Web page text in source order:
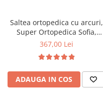
Saltea ortopedica cu arcuri,
Super Ortopedica Sofia,
80x190x20cm, fermitate
fata vara-iarna, sistem
aerisire cu butoni, Saltex
367,00 Lei
ADAUGA IN COS